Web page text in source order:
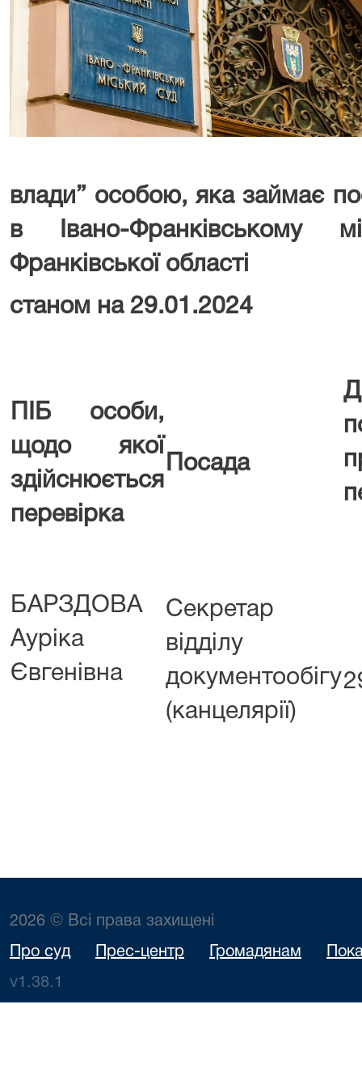
влади” особою, яка займає
в Івано-Франківському
Франківської області
станом на 29.01.2024
ПІБ особи,
щодо якої
здійснюється
перевірка
Посада
БАРЗДОВА
Ауріка
Євгенівна
Секретар
відділу
документообігу
(канцелярії)
2026 © Всі права захищені
Про суд Прес-центр Громадянам
v1.38.1